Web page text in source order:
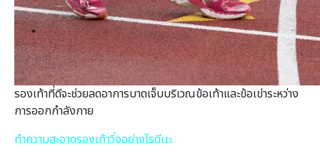
รองเท้าที่ดีจะช่วยลดอาการบาดเจ็บบริเวณข้อเท้าและข้อเข่าระหว่าง
การออกกำลังกาย
ทำความสะอาดรองเท้าวิ่งอย่างไรดีนะ